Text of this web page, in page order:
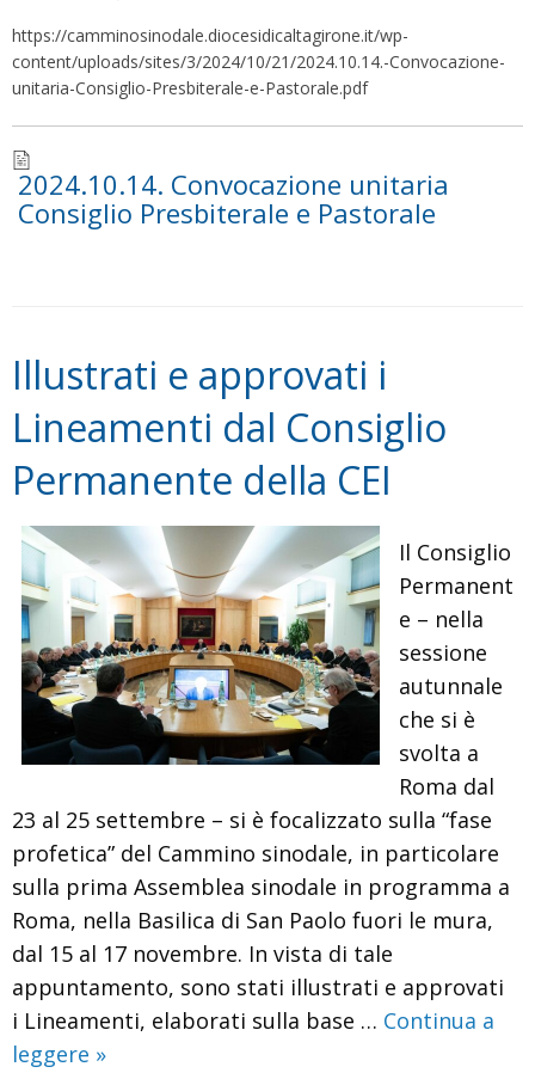
https://camminosinodale.diocesidicaltagirone.it/wp-
content/uploads/sites/3/2024/10/21/2024.10.14.-Convocazione-
unitaria-Consiglio-Presbiterale-e-Pastorale.pdf
2024.10.14. Convocazione unitaria
Consiglio Presbiterale e Pastorale
Illustrati e approvati i
Lineamenti dal Consiglio
Permanente della CEI
Il Consiglio
Permanent
e – nella
sessione
autunnale
che si è
svolta a
Roma dal
23 al 25 settembre – si è focalizzato sulla “fase
profetica” del Cammino sinodale, in particolare
sulla prima Assemblea sinodale in programma a
Roma, nella Basilica di San Paolo fuori le mura,
dal 15 al 17 novembre. In vista di tale
appuntamento, sono stati illustrati e approvati
i Lineamenti, elaborati sulla base … Continua a
leggere Illustrati
»